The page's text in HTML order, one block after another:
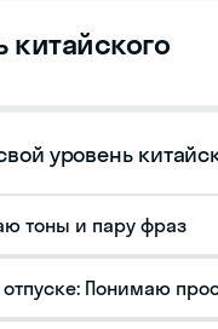
или
комплекс
самоконтроля.
хладнокровие и
китайского
уровень
тоны и пару фраз
отпуске: Понимаю